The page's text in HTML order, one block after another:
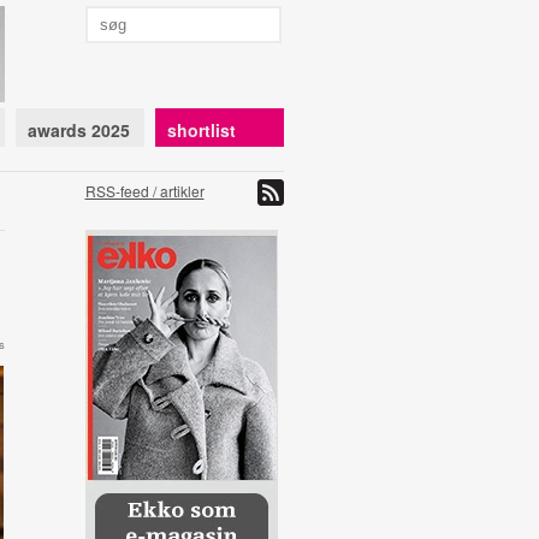
awards 2025 shortlist
RSS-feed / artikler